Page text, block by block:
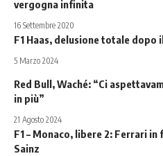
vergogna infinita
16 Settembre 2020
F1 Haas, delusione totale dopo
5 Marzo 2024
Red Bull, Waché: “Ci
in più”
21 Agosto 2024
F1 – Monaco, libere 2: Ferrari
Sainz